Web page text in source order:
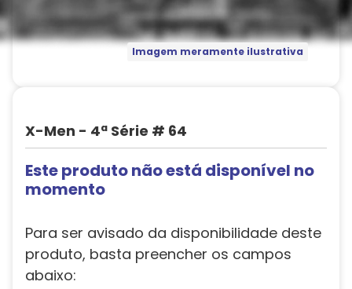
Imagem meramente ilustrativa
X-Men - 4ª Série # 64
Este produto não está disponível no
momento
Para ser avisado da disponibilidade deste
produto, basta preencher os campos
abaixo: